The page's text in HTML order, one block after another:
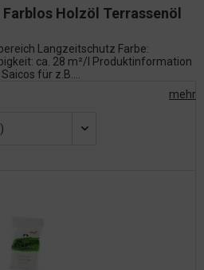
Holzöl Terrassenöl
Langzeitschutz Farbe:
ca. 28 m²/l Produktinformation
für z.B....
mehr